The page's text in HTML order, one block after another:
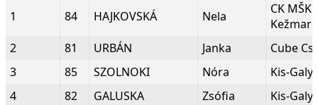
1 84 HAJKOVSKÁ Nela
CK MŠK
2
81 URBÁN Janka
Cube
3
85 SZOLNOKI Nóra
Kis-
4
82 GALUSKA Zsófia
Kis-